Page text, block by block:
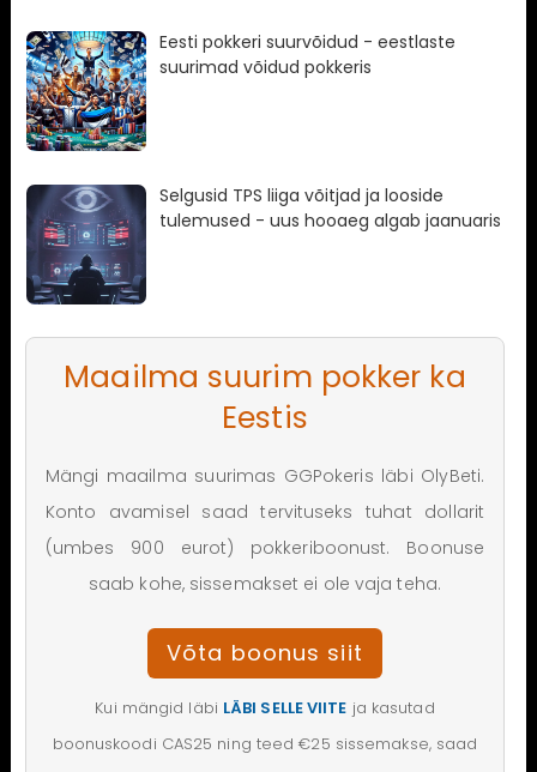
Eesti pokkeri suurvõidud - eestlaste
suurimad võidud pokkeris
Selgusid TPS liiga võitjad ja looside
tulemused - uus hooaeg algab jaanuaris
Maailma suurim pokker ka
Eestis
Mängi maailma suurimas GGPokeris läbi OlyBeti.
Konto avamisel saad tervituseks tuhat dollarit
(umbes 900 eurot) pokkeriboonust. Boonuse
saab kohe, sissemakset ei ole vaja teha.
Võta boonus siit
Kui mängid läbi LÄBI SELLE VIITE ja kasutad
boonuskoodi CAS25 ning teed €25 sissemakse, saad